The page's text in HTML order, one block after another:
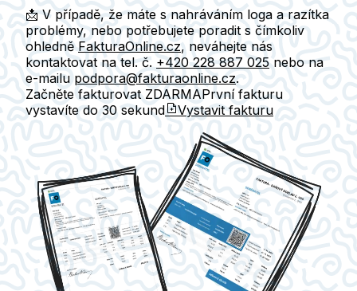
📩 V případě, že máte s nahráváním loga a razítka
problémy, nebo potřebujete poradit s čímkoliv
ohledně FakturaOnline.cz, neváhejte nás
kontaktovat na tel. č. +420 228 887 025 nebo na
e-mailu podpora@fakturaonline.cz.
Začněte fakturovat ZDARMAPrvní fakturu
vystavíte do 30 sekund Vystavit fakturu